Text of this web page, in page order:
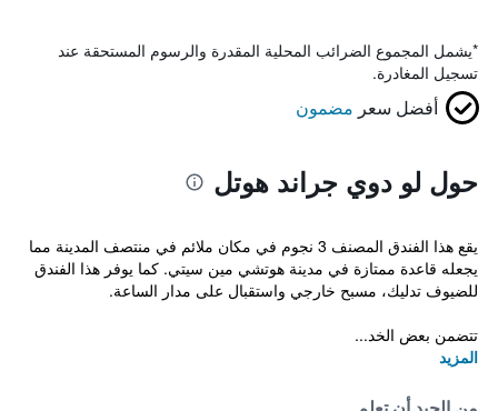
*يشمل المجموع الضرائب المحلية المقدرة والرسوم المستحقة عند
تسجيل المغادرة.
أفضل سعر مضمون
حول لو دوي جراند هوتل
يقع هذا الفندق المصنف 3 نجوم في مكان ملائم في منتصف المدينة مما
يجعله قاعدة ممتازة في مدينة هوتشي مين سيتي. كما يوفر هذا الفندق
للضيوف تدليك، مسبح خارجي واستقبال على مدار الساعة.
تتضمن بعض الخد...
المزيد